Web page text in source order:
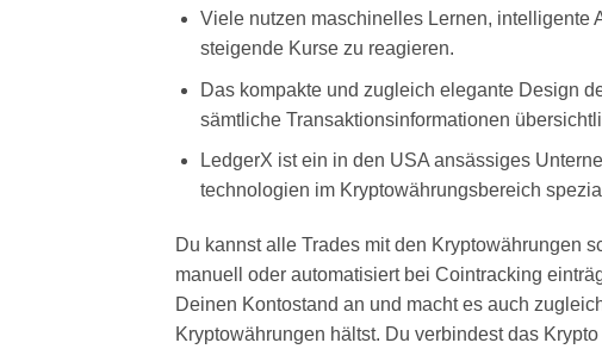
Viele nutzen maschinelles Lernen, intelligente
steigende Kurse zu reagieren.
Das kompakte und zugleich elegante Design
sämtliche Transaktionsinformationen
LedgerX ist ein in den USA ansässiges
technologien im Kryptowährungsbereich
Du kannst alle Trades mit den Kryptowährungen
manuell oder automatisiert bei Cointracking
Deinen Kontostand an und macht es auch
Kryptowährungen hältst. Du verbindest das